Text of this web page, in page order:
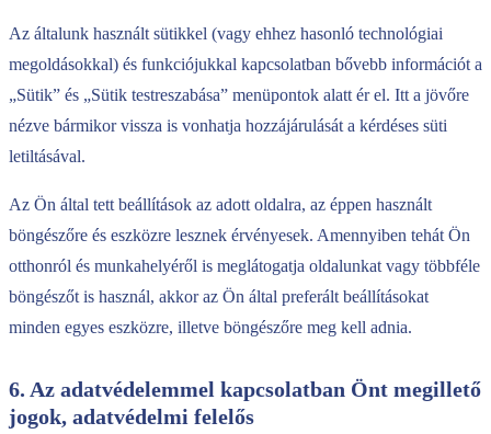
Az általunk használt sütikkel (vagy ehhez hasonló technológiai
megoldásokkal) és funkciójukkal kapcsolatban bővebb információt a
„Sütik” és „Sütik testreszabása” menüpontok alatt ér el. Itt a jövőre
nézve bármikor vissza is vonhatja hozzájárulását a kérdéses süti
letiltásával.
Az Ön által tett beállítások az adott oldalra, az éppen használt
böngészőre és eszközre lesznek érvényesek. Amennyiben tehát Ön
otthonról és munkahelyéről is meglátogatja oldalunkat vagy többféle
böngészőt is használ, akkor az Ön által preferált beállításokat
minden egyes eszközre, illetve böngészőre meg kell adnia.
6. Az adatvédelemmel kapcsolatban Önt megillető
jogok, adatvédelmi felelős